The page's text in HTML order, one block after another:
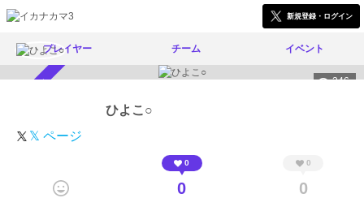
新規登録・ログイン
プレイヤー チーム イベント
346
ひよこ○
𝕏 ページ
0
0
0
0